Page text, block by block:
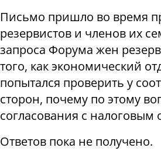
Письмо пришло во время
резервистов и членов их
запроса Форума жен
того, как экономический
попытался проверить у
сторон, почему по этому
согласования с налоговым
Ответов пока не получено.